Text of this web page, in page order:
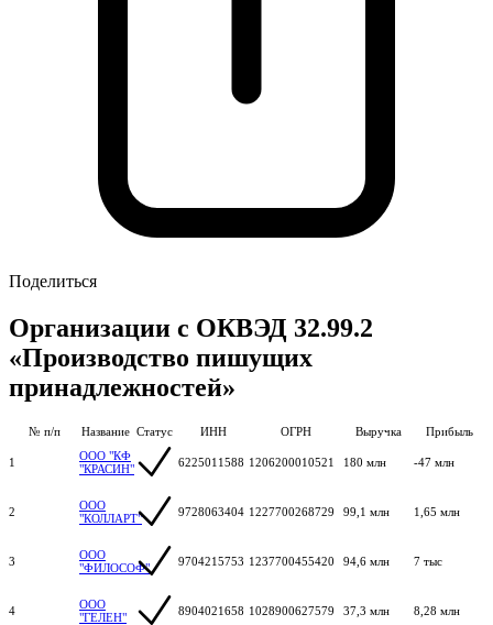
Поделиться
Организации с ОКВЭД 32.99.2
«Производство пишущих
принадлежностей»
№ п/п Название Статус ИНН ОГРН Выручка Прибыль
1
ООО "КФ
"КРАСИН"
6225011588 1206200010521 180 млн -47 млн
2
ООО
"КОЛЛАРТ"
9728063404 1227700268729 99,1 млн 1,65 млн
3
ООО
"ФИЛОСОФ"
9704215753 1237700455420 94,6 млн 7 тыс
4
ООО
"ГЕЛЕН"
8904021658 1028900627579 37,3 млн 8,28 млн